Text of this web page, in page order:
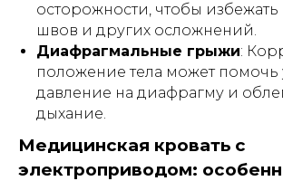
осторожности, чтобы
швов и других осложнений.
Диафрагмальные грыжи:
положение тела может
давление на диафрагму и
дыхание.
Медицинская кровать с
электроприводом: